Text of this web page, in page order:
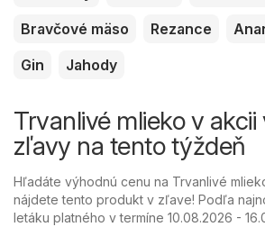
Bravčové mäso
Rezance
Gin
Jahody
Trvanlivé mlieko v akcii
zľavy na tento týždeň
Hľadáte výhodnú cenu na Trvanlivé
nájdete tento produkt v zľave! Podľa
letáku platného v termíne 10.08.2026 -